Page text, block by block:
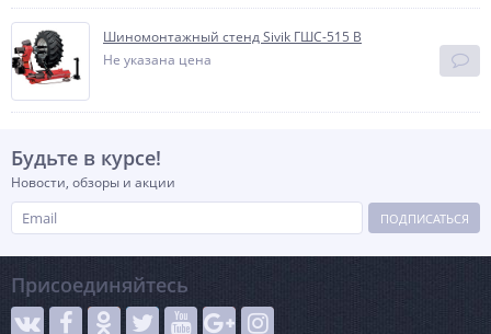
Шиномонтажный стенд Sivik ГШС-515 В
Не указана цена
Будьте в курсе!
Новости, обзоры и акции
ПОДПИСАТЬСЯ
Присоединяйтесь